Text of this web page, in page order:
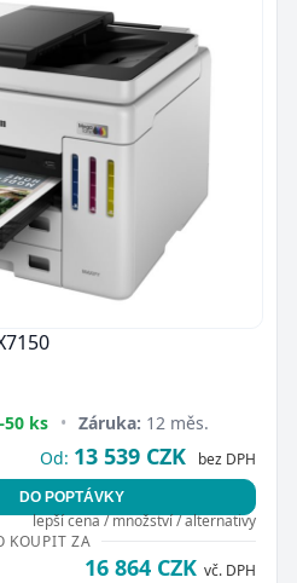
ks • Záruka: 12 měs.
Od: 13 539 CZK bez DPH
DO POPTÁVKY
lepší cena / množství / alternativy
KOUPIT ZA
16 864 CZK vč. DPH